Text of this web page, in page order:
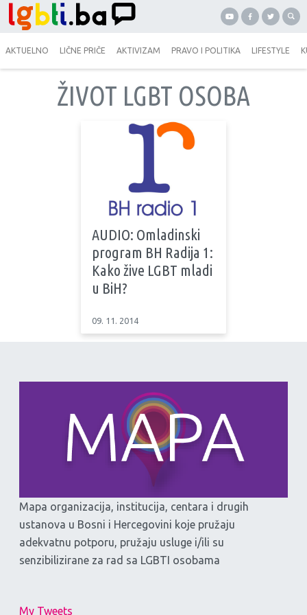
AKTUELNO LIČNE PRIČE AKTIVIZAM PRAVO I POLITIKA LIFESTYLE
ŽIVOT LGBT OSOBA
AUDIO: Omladinski
program BH Radija 1:
Kako žive LGBT mladi
u BiH?
09. 11. 2014
Mapa organizacija, institucija, centara i drugih
ustanova u Bosni i Hercegovini koje pružaju
adekvatnu potporu, pružaju usluge i/ili su
senzibilizirane za rad sa LGBTI osobama
My Tweets